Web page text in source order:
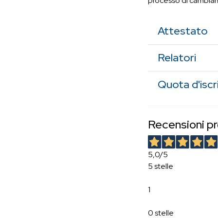
Attestato
Relatori
Quota
Recensioni
5,0/5
5 stelle
1
0 stelle